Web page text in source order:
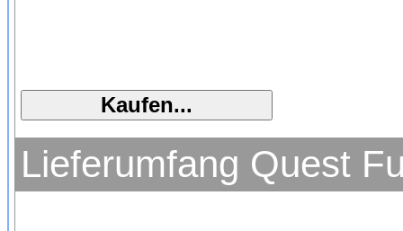
Lieferumfang Quest